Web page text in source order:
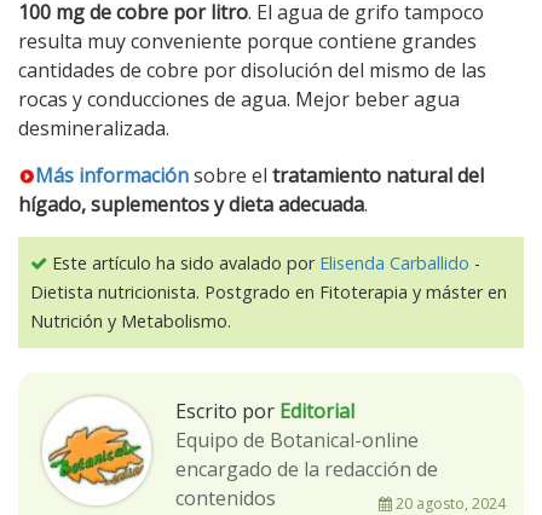
100 mg de cobre por litro. El agua de grifo tampoco
resulta muy conveniente porque contiene grandes
cantidades de cobre por disolución del mismo de las
rocas y conducciones de agua. Mejor beber agua
desmineralizada.
Más informaciónsobre el tratamiento natural del
hígado, suplementos y dieta adecuada.
Este artículo ha sido avalado por Elisenda Carballido -
Dietista nutricionista. Postgrado en Fitoterapia y máster en
Nutrición y Metabolismo.
Escrito por Editorial
Equipo de Botanical-online
encargado de la redacción de
contenidos
20 agosto, 2024